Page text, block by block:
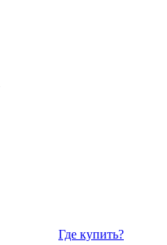
Где купить?